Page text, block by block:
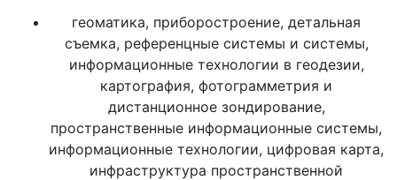
геоматика, приборостроение, детальная
съемка, референцные системы и системы,
информационные технологии в геодезии,
картография, фотограмметрия и
дистанционное зондирование,
пространственные информационные системы,
информационные технологии, цифровая карта,
инфраструктура пространственной